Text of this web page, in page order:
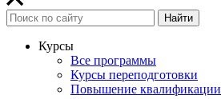
Найти
Курсы
Все программы
Курсы переподготовки
Повышение квалификации